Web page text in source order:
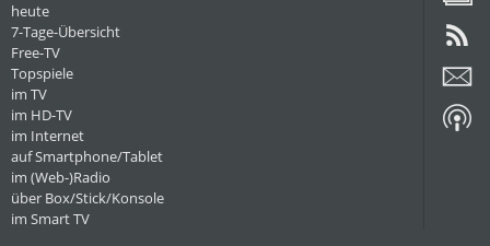
heute
7-Tage-Übersicht
Free-TV
Topspiele
im TV
im HD-TV
im Internet
auf Smartphone/Tablet
im (Web-)Radio
über Box/Stick/Konsole
im Smart TV